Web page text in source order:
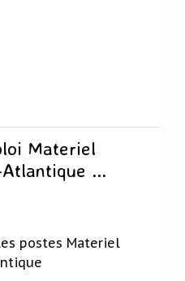
Materiel
...
postes Materiel